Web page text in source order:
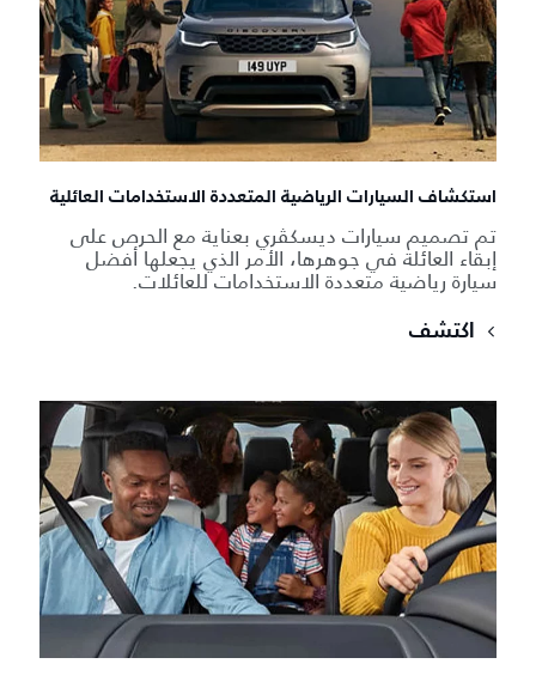
استكشاف السيارات الرياضية المتعددة الاستخدامات العائلية
تم تصميم سيارات ديسكڤري بعناية مع الحرص على
إبقاء العائلة في جوهرها، الأمر الذي يجعلها أفضل
سيارة رياضية متعددة الاستخدامات للعائلات.
اكتشف